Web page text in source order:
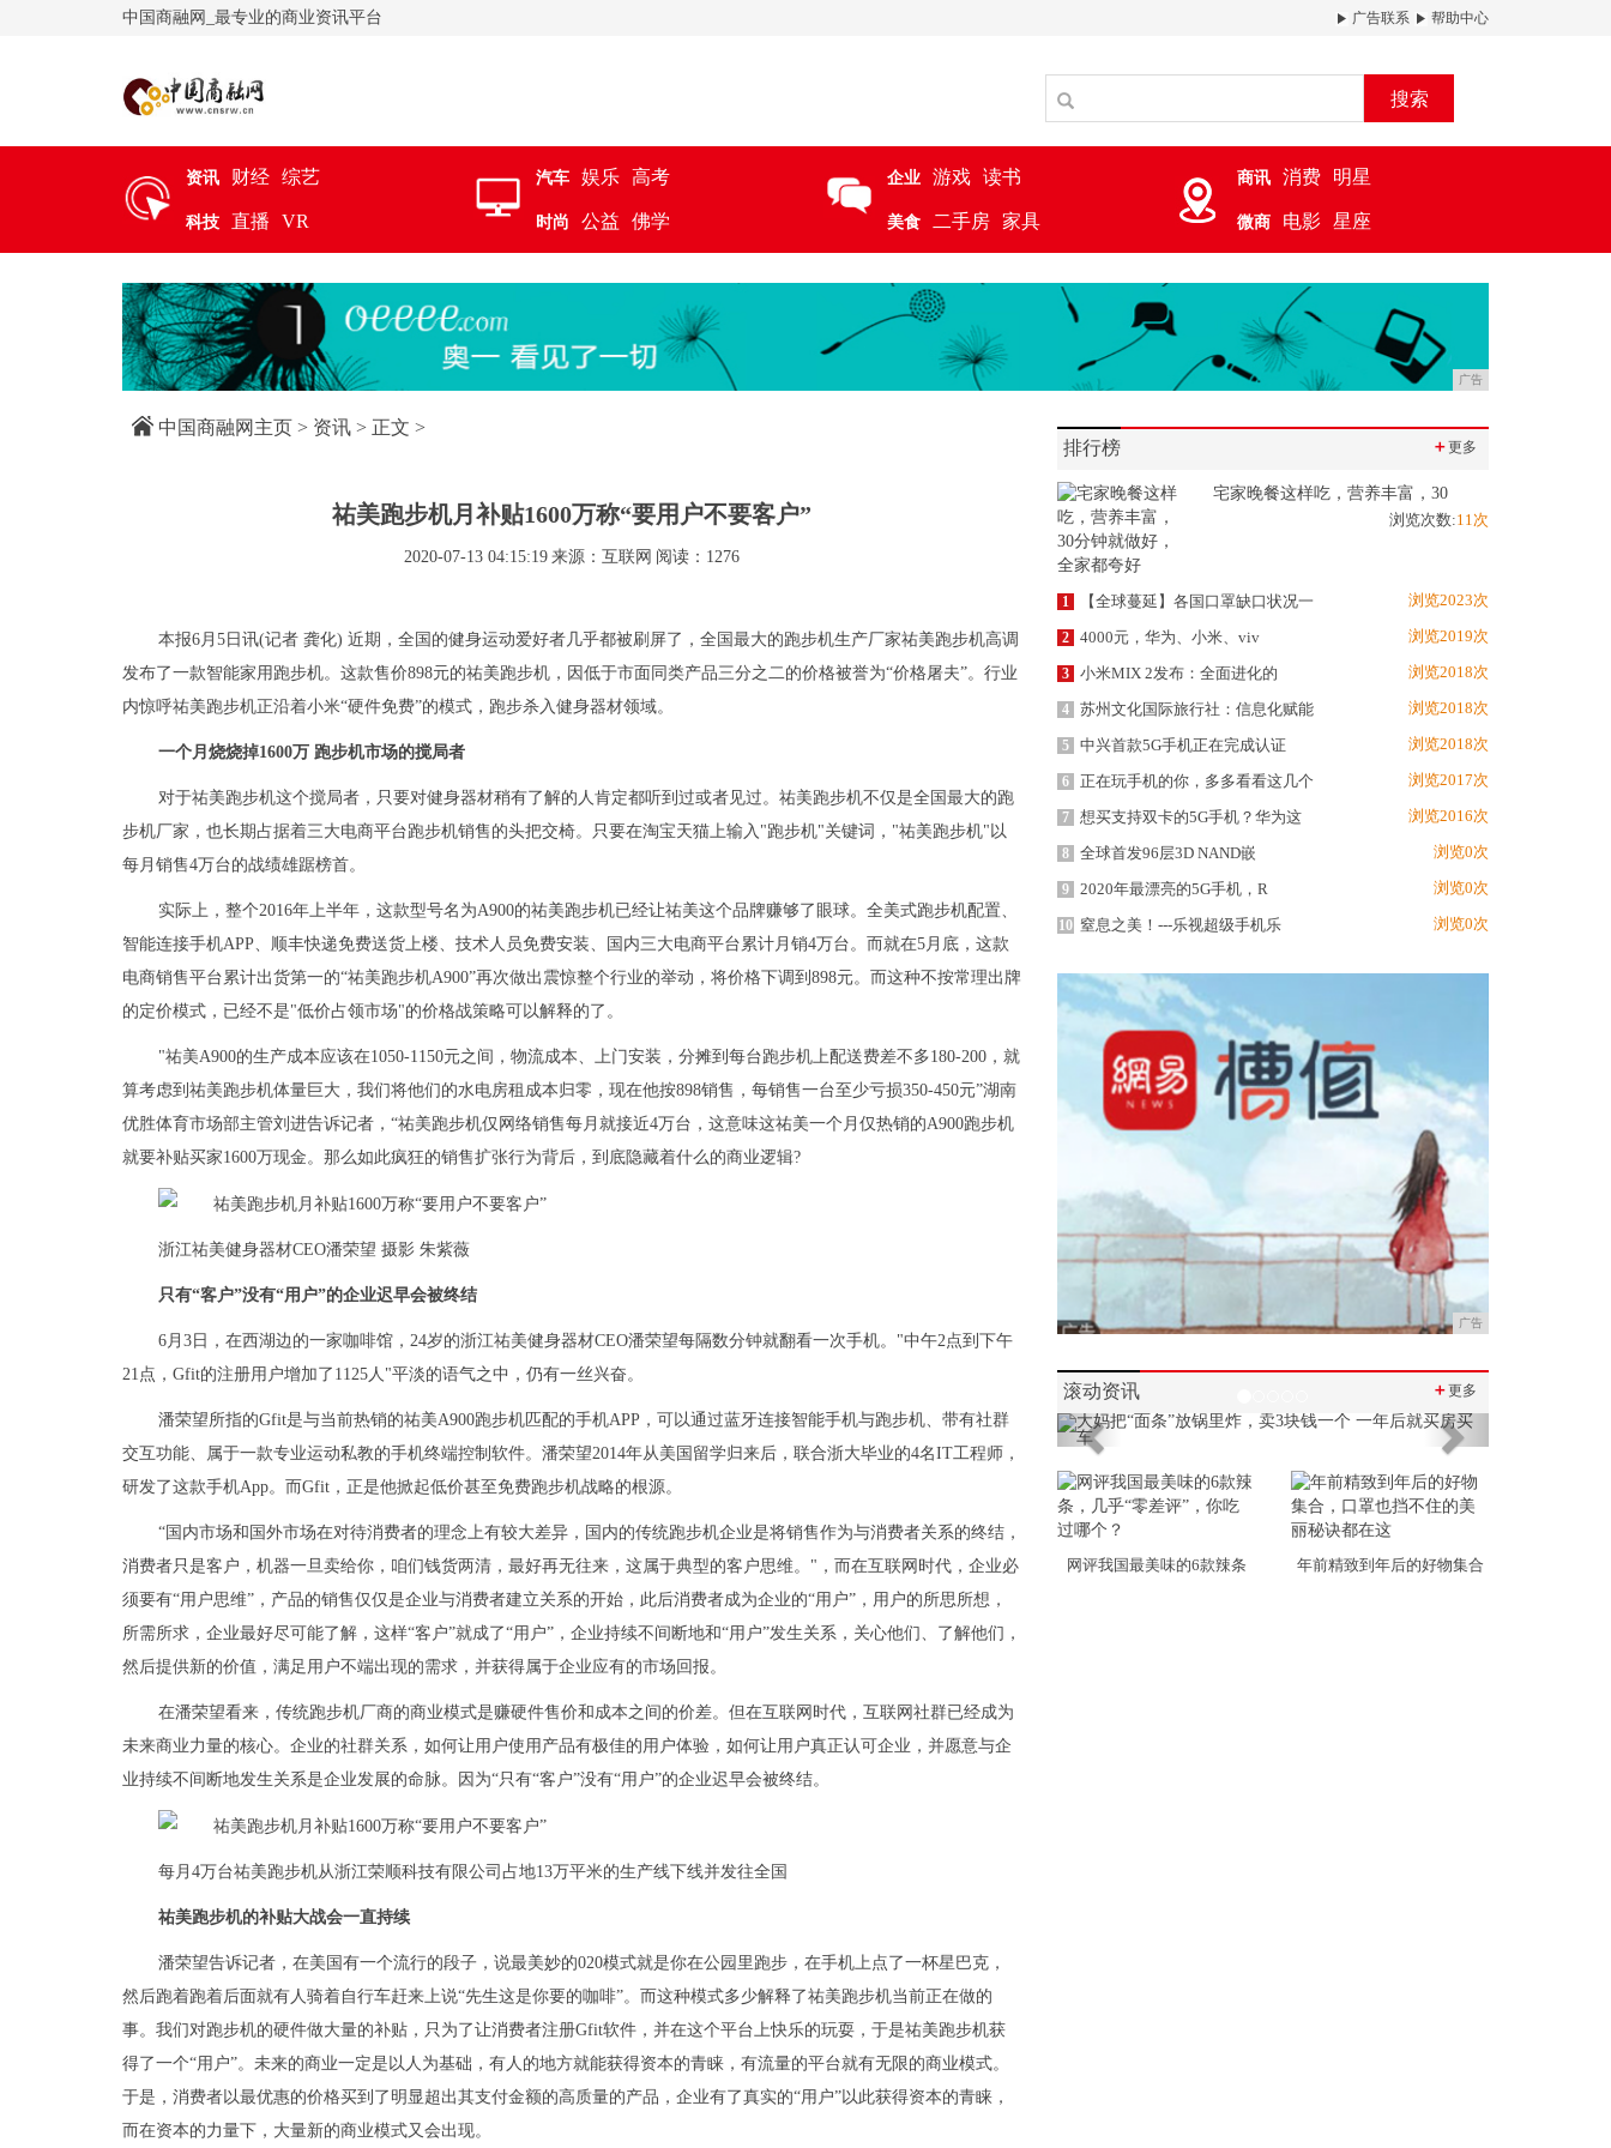
中国商融网_最专业的商业资讯平台 广告联系 帮助中心
搜索
资讯 财经 综艺
科技 直播 VR
汽车 娱乐 高考
时尚 公益 佛学
企业 游戏 读书
美食 二手房 家具
商讯 消费 明星
微商 电影 星座
广告
中国商融网主页 > 资讯 > 正文 >
祐美跑步机月补贴1600万称“要用户不要客户”
2020-07-13 04:15:19 来源：互联网 阅读：1276
本报6月5日讯(记者 龚化) 近期，全国的健身运动爱好者几乎都被刷屏了，全国最大的跑步机生产厂家祐美跑步机高调
发布了一款智能家用跑步机。这款售价898元的祐美跑步机，因低于市面同类产品三分之二的价格被誉为“价格屠夫”。行业
内惊呼祐美跑步机正沿着小米“硬件免费”的模式，跑步杀入健身器材领域。
一个月烧烧掉1600万 跑步机市场的搅局者
对于祐美跑步机这个搅局者，只要对健身器材稍有了解的人肯定都听到过或者见过。祐美跑步机不仅是全国最大的跑
步机厂家，也长期占据着三大电商平台跑步机销售的头把交椅。只要在淘宝天猫上输入"跑步机"关键词，"祐美跑步机"以
每月销售4万台的战绩雄踞榜首。
实际上，整个2016年上半年，这款型号名为A900的祐美跑步机已经让祐美这个品牌赚够了眼球。全美式跑步机配置、
智能连接手机APP、顺丰快递免费送货上楼、技术人员免费安装、国内三大电商平台 累计月销4万台。而就在5月底，这款
电商销售平台 累计出货第一的“祐美跑步机A900”再次做出震惊整个行业的举动，将价格下调到898元。而这种不按常理出牌
的定价模式，已经不是"低价占领市场"的价格战策略可以解释的了。
"祐美A900的生产成本应该在1050-1150元之间，物流成本、上门安装，分摊到每台跑步机上配送费差不多180-200，就
算考虑到祐美跑步机体量巨大，我们将他们的水电房租成本归零，现在他按898销售，每销售一台至少亏损350-450元”湖南
优胜体育市场部主管刘进告诉记者，“祐美跑步机仅网络销售每月就接近4万台，这意味这祐美一个月仅热销的A900跑步机
就要补贴买家1600万现金。那么如此疯狂的销售扩张行为背后，到底隐藏着什么的商业逻辑?
浙江祐美健身器材CEO潘荣望 摄影 朱紫薇
只有“客户”没有“用户”的企业迟早会被终结
6月3日，在西湖边的一家咖啡馆，24岁的浙江祐美健身器材CEO潘荣望每隔数分钟就翻看一次手机。"中午2点到下午
21点，Gfit的注册用户增加了1125人"平淡的语气之中，仍有一丝兴奋。
潘荣望所指的Gfit是与当前热销的祐美A900跑步机匹配的手机APP，可以通过蓝牙连接智能手机与跑步机、带有社群
交互功能、属于一款专业运动私教的手机终端控制 软件。潘荣望2014年从美国留学归来后，联合浙大毕业的4名IT工程师，
研发了这款手机App。而Gfit，正是他掀起低价甚至免费跑步机战略的根源。
“国内市场和国外市场在对待消费者的理念上有较大差异，国内的传统跑步机企业是将销售作为与消费者关系的终结，
消费者只是客户，机器一旦卖给你，咱们钱货两清，最好再无往来，这属于典型的客户思维。"，而在互联网 时代，企业必
须要有“用户思维”，产品的销售仅仅是企业与消费者建立关系的开始，此后消费者成为企业的“用户”，用户的所思所想，
所需所求，企业最好尽可能了解，这样“客户”就成了“用户”，企业持续不间断地和“用户”发生关系，关心他们、了解他们，
然后提供新的价值，满足用户不端出现的需求，并获得属于企业应有的市场回报。
在潘荣望看来，传统跑步机厂商的商业模式是赚硬件售价和成本之间的价差。但在互联网 时代， 互联网 社群已经成为
未来商业力量的核心。企业的社群关系，如何让用户使用产品有极佳的用户体验，如何让用户真正认可企业，并愿意与企
业持续不间断地发生关系是企业发展的命脉。因为“只有“客户”没有“用户”的企业迟早会被终结。
每月4万台祐美跑步机从浙江荣顺科技有限公司占地13万平米的生产线下线并发往全国
祐美跑步机的补贴大战会一直持续
潘荣望告诉记者，在美国有一个流行的段子，说最美妙的020模式就是你在公园里跑步，在手机上点了一杯星巴克 ，
然后跑着跑着后面就有人骑着自行车赶来上说“先生这是你要的咖啡”。而这种模式多少解释了祐美跑步机当前正在做的
事。我们对跑步机的硬件做大量的补贴，只为了让消费者注册Gfit软件 ，并在这个平台 上快乐的玩耍，于是祐美跑步机获
得了一个“用户”。未来的商业一定是以人为基础，有人的地方就能获得资本的青睐，有流量的平台就有无限的商业模式。
于是，消费者以最优惠的价格买到了明显超出其支付金额的高质量的产品，企业有了真实的“用户”以此获得资本的青睐，
而在资本的力量下，大量新的商业模式又会出现。
排行榜 ＋更多
宅家晚餐这样吃，营养丰富，30
浏览次数:11次
1 【全球蔓延】各国口罩缺口状况一 浏览2023次
2 4000元，华为、小米、viv 浏览2019次
3 小米MIX 2发布：全面进化的 浏览2018次
4 苏州文化国际旅行社：信息化赋能 浏览2018次
5 中兴首款5G手机正在完成认证 浏览2018次
6 正在玩手机的你，多多看看这几个 浏览2017次
7 想买支持双卡的5G手机？华为这 浏览2016次
8 全球首发96层3D NAND嵌 浏览0次
9 2020年最漂亮的5G手机，R 浏览0次
10 窒息之美！---乐视超级手机乐 浏览0次
广告
滚动资讯 ＋更多
Previous Next
网评我国最美味的6款辣条 年前精致到年后的好物集合